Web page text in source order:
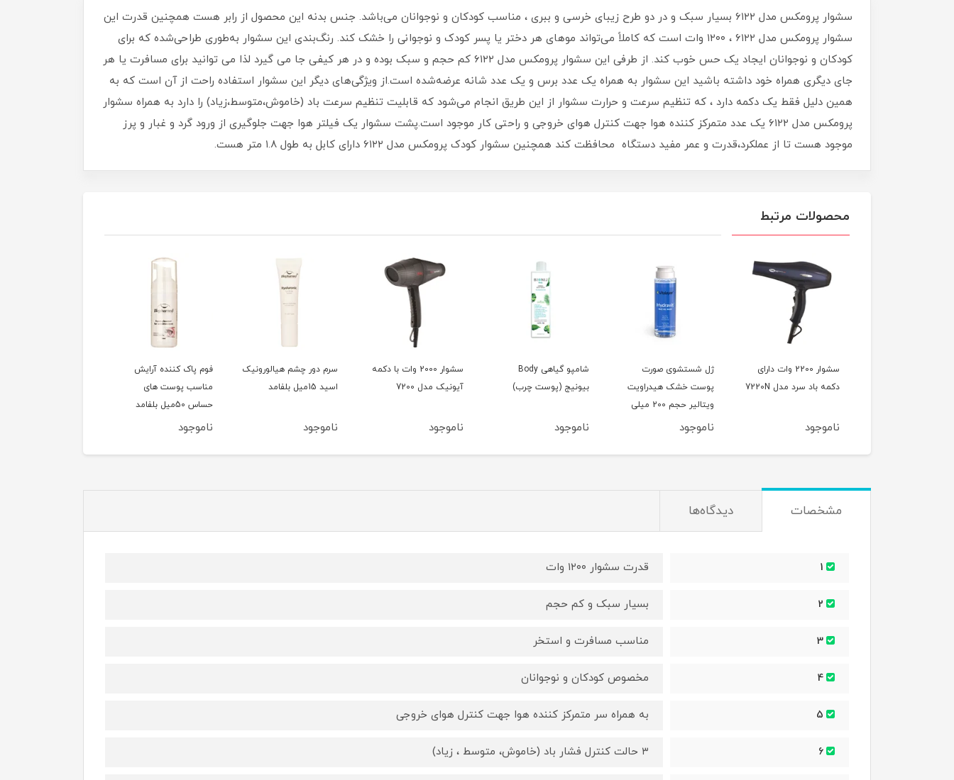
سشوار پرومکس مدل ۶۱۲۲ بسیار سبک و در دو طرح زیبای خرسی و ببری ، مناسب کودکان و نوجوانان می‌باشد. جنس بدنه این محصول از رابر هست همچنین قدرت این
سشوار پرومکس مدل ۶۱۲۲ ، ۱۲۰۰ وات است که کاملاً می‌تواند موهای هر دختر یا پسر کودک و نوجوانی را خشک کند. رنگ‌بندی این سشوار به‌طوری طراحی‌شده که برای
کودکان و نوجوانان ایجاد یک حس خوب کند. از طرفی این سشوار پرومکس مدل ۶۱۲۲ کم حجم و سبک بوده و در هر کیفی جا می گیرد لذا می توانید برای مسافرت یا هر
جای دیگری همراه خود داشته باشید این سشوار به همراه یک عدد برس و یک عدد شانه عرضه‌شده است.از ویژگی‌های دیگر این سشوار استفاده راحت از آن است که به
همین دلیل فقط یک دکمه دارد ، که تنظیم سرعت و حرارت سشوار از این طریق انجام می‌شود که قابلیت تنظیم سرعت باد (خاموش،متوسط،زیاد) را دارد به همراه سشوار
پرومکس مدل ۶۱۲۲ یک عدد متمرکز کننده هوا جهت کنترل هوای خروجی و راحتی کار موجود است.پشت سشوار یک فیلتر هوا جهت جلوگیری از ورود گرد و غبار و پرز
موجود هست تا از عملکرد،قدرت و عمر مفید دستگاه محافظت کند همچنین سشوار کودک پرومکس مدل ۶۱۲۲ دارای کابل به طول ۱.۸ متر هست.
محصولات مرتبط
سشوار 2200 وات دارای
دکمه باد سرد مدل 7220N
ناموجود
ژل شستشوی صورت
پوست خشک هیدراویت
ویتالیر حجم 200 میلی
لیتر
ناموجود
شامپو گیاهی Body
بیونیج (پوست چرب)
ناموجود
سشوار 2000 وات با دکمه
آیونیک مدل 7200
ناموجود
سرم دور چشم هیالورونیک
اسید 15میل بلفامد
ناموجود
فوم پاک کننده آرایش
مناسب پوست های
حساس 50میل بلفامد
ناموجود
مشخصات دیدگاه‌ها
قدرت سشوار ۱۲۰۰ وات
بسیار سبک و کم حجم
مناسب مسافرت و استخر
مخصوص کودکان و نوجوانان
به همراه سر متمرکز کننده هوا جهت کنترل هوای خروجی
۳ حالت کنترل فشار باد (خاموش، متوسط ، زیاد)